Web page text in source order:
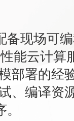
企业数字员工9.9
企业专享权益
权益礼包至高可
云推广大使限
ERNIE 4.5 Turbo
ERNIE X1 Turbo
一键部署DuClaw，零门
云服务器 BCC
安全稳定，提供高弹性
百度网盘企业版
10分钟快速部署
快速搭建与AI
搭建私有知识库与AI
SDK中心
API平台
示例代码中心
新手入门
伙伴
销售伙伴
伙伴
见使用问题快速解决通道
服务
定制化支持服务
持计划
务专属支持
视聚焦企业数字化转型
国 | 标杆案例
体赋能千行百业
备现场可
能云计算
部署的经
、编译资